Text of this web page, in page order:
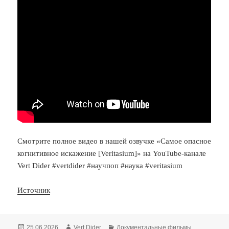
Смотрите полное видео в нашей озвучке «Самое опасное
когнитивное искажение [Veritasium]» на YouTube-канале
Vert Dider #vertdider #научпоп #наука #veritasium
Источник
Опубликовано
25.06.2026 Автор
Vert Dider Рубрики
Документальные фильмы,